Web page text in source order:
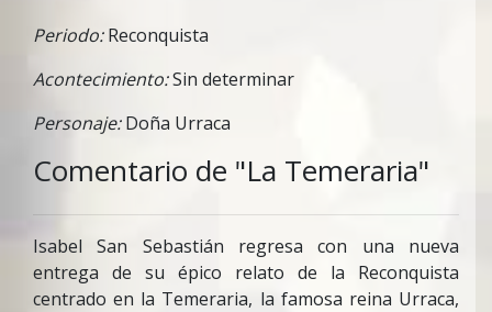
Periodo:Reconquista
Acontecimiento:Sin determinar
Personaje:Doña Urraca
Comentario de "La Temeraria"
Isabel San Sebastián regresa con una nueva
entrega de su épico relato de la Reconquista
centrado en la Temeraria, la famosa reina Urraca,